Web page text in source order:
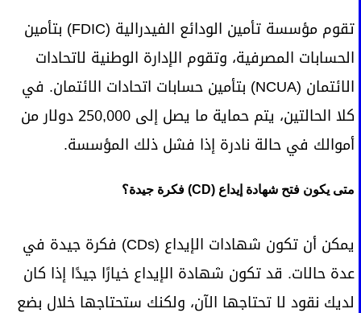
تقوم مؤسسة تأمين الودائع الفيدرالية (FDIC) بتأمين
الحسابات المصرفية، وتقوم الإدارة الوطنية لاتحادات
الائتمان (NCUA) بتأمين حسابات اتحادات الائتمان. في
كلا الحالتين، يتم حماية ما يصل إلى 250,000 دولار من
أموالك في حالة نادرة إذا فشل ذلك المؤسسة.
متى يكون فتح شهادة إيداع (CD) فكرة جيدة؟
يمكن أن تكون شهادات الإيداع (CDs) فكرة جيدة في
عدة حالات. قد تكون شهادة الإيداع خيارًا جيدًا إذا كان
لديك نقود لا تحتاجها الآن، ولكنك ستحتاجها خلال بضع